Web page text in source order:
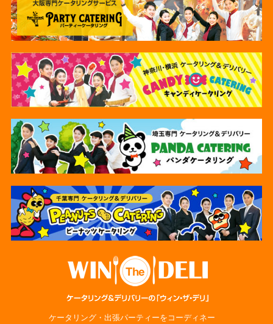
ケータリング・出張パーティーをコーディネー